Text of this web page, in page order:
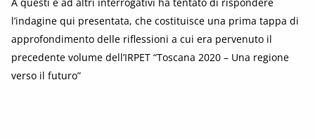
l’indagine qui presentata, che costituisce una prima tappa di
approfondimento delle riflessioni a cui era pervenuto il
precedente volume dell’IRPET “Toscana 2020 – Una regione
verso il futuro”